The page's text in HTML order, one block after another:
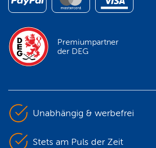
Premiumpartner
der DEG
Unabhängig & werbefrei
Stets am Puls der Zeit